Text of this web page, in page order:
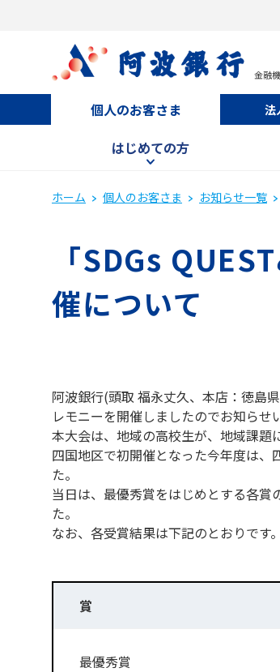
金融
個人のお客さま 法
はじめての方
ホーム 個人のお客さま お知らせ一覧
「SDGs
催について
阿波銀行(頭取 福永丈久、本店：徳島
レモニーを開催しましたのでお知らせ
本大会は、地域の高校生が、地域課題
四国地区で初開催となった今年度は
た。
当日は、最優秀賞をはじめとする各
た。
なお、各受賞結果は下記のとおりで
賞
最優秀賞